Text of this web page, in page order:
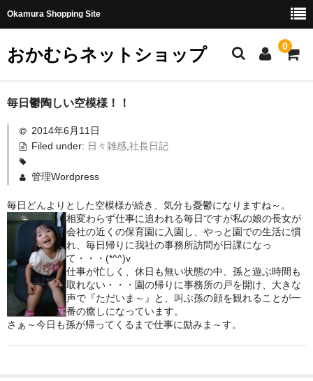
Okamura Shopping Site
おかむらネットショップ 0
商品
社長日記
味噌
天然とらふぐ
国産とらふぐ
料理セット
刺身セット
毎日鬱陶しい空模様！！
2014年6月11日
Filed under: 日々雑感, 社長日記
管理Wordpress
毎日どんよりとした空模様が続き、気分も憂鬱になりますね～。
相変わらず仕事に追われる毎日ですが私の娘の長女が
会社の近くの保育園に入園し、やっと園での生活に慣
れ、毎日帰りに我社の事務所訪問が日課になっ
て・・・(*^^)v
仕事が忙しく、休日も無い状態の中、孫と遊ぶ時間も
取れない・・・園の帰りに事務所の戸を開け、大きな
声で『ただいま～』と、叫ぶ孫の顔を観れることが一
番の癒しになっています。
さぁ～今日も孫が帰ってくるまで仕事に励みま～す。